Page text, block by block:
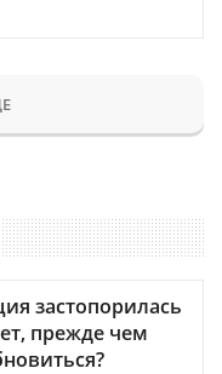
застопорилась
прежде чем